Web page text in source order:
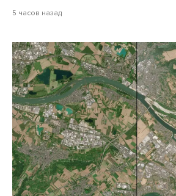
5 часов назад